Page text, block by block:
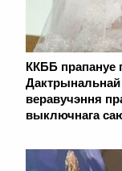
ККББ прапануе
веравучэння
выключнага